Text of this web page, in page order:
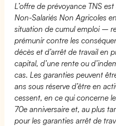
L’offre de prévoyance TNS
Non-Salariés Non Agricoles
situation de cumul emploi –
prémunir contre les
décès et d’arrêt de travail en
capital, d’une rente ou
cas. Les garanties peuvent
ans sous réserve d’être en
cessent, en ce qui concerne
70e anniversaire et, au plus
pour les garanties arrêt de